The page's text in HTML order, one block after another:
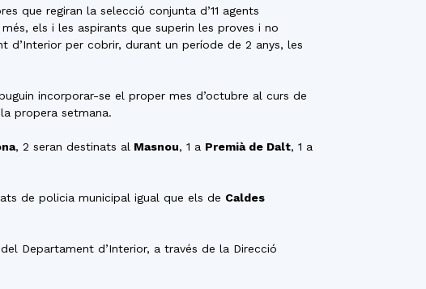
que regiran la selecció conjunta d’11 agents
els i les aspirants que superin les proves i no
d’Interior per cobrir, durant un període de 2 anys, les
incorporar-se el proper mes d’octubre al curs de
propera setmana.
, 2 seran destinats al Masnou, 1 a Premià de Dalt, 1 a
de policia municipal igual que els de Caldes
Departament d’Interior, a través de la Direcció